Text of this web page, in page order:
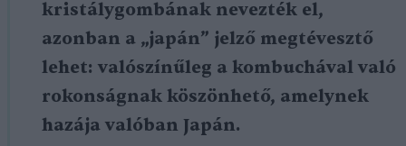
kristálygombának nevezték el,
azonban a „japán” jelző megtévesztő
lehet: valószínűleg a kombuchával való
rokonságnak köszönhető, amelynek
hazája valóban Japán.